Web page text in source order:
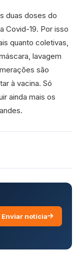
duas doses do
Covid-19. Por isso
quanto coletivas,
lavagem
são
à vacina. Só
ainda mais os
Enviar notícia